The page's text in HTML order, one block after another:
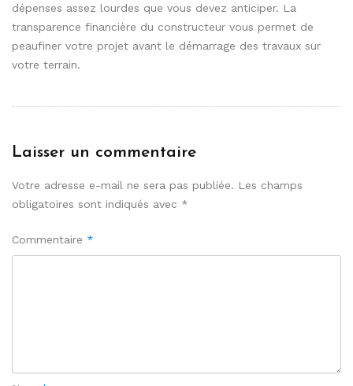
dépenses assez lourdes que vous devez anticiper. La
transparence financière du constructeur vous permet de
peaufiner votre projet avant le démarrage des travaux sur
votre terrain.
Laisser un commentaire
Votre adresse e-mail ne sera pas publiée. Les champs
obligatoires sont indiqués avec *
Commentaire *